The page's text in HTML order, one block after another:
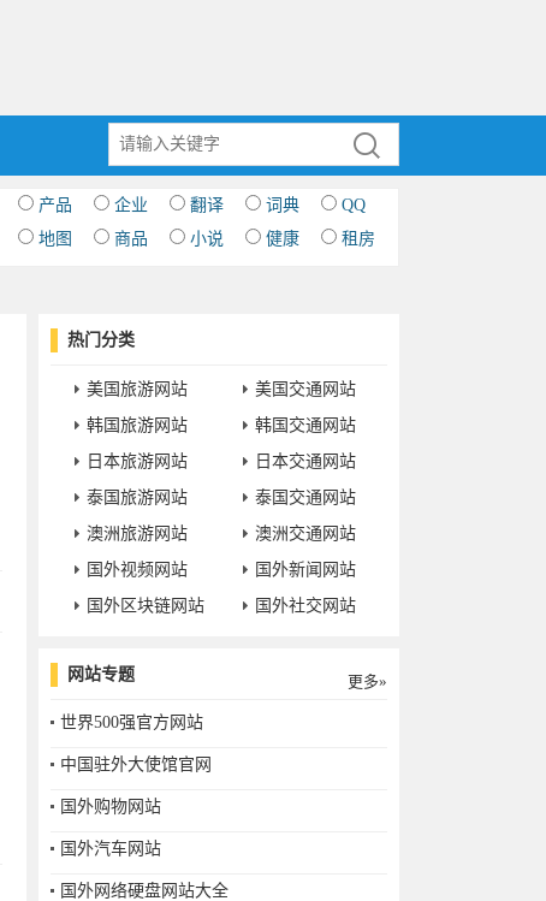
产品 企业 翻译 词典
QQ
地图 商品 小说 健康 租房
热门分类
美国旅游网站
美国交通网站
韩国旅游网站
韩国交通网站
日本旅游网站
日本交通网站
泰国旅游网站
泰国交通网站
澳洲旅游网站
澳洲交通网站
国外视频网站
国外新闻网站
国外区块链网站
国外社交网站
网站专题 更多»
世界500强官方网站
中国驻外大使馆官网
国外购物网站
国外汽车网站
国外网络硬盘网站大全